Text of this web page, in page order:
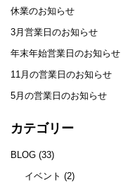
休業のお知らせ
3月営業日のお知らせ
年末年始営業日のお知らせ
11月の営業日のお知らせ
5月の営業日のお知らせ
カテゴリー
BLOG (33)
イベント (2)